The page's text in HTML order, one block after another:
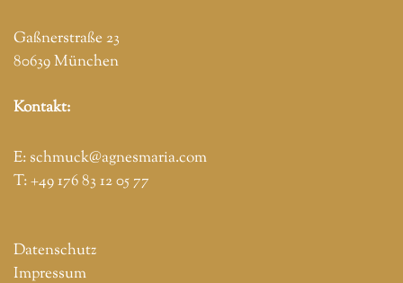
Gaßnerstraße 23
80639 München
Kontakt:
E: schmuck@agnesmaria.com
T:+49 176 83 12 05 77
Datenschutz
Impressum